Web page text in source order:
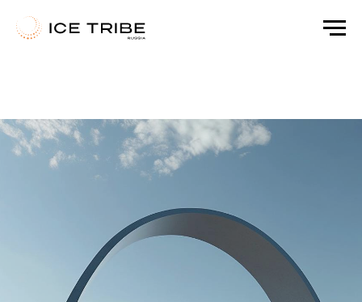
Html code will be here